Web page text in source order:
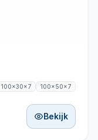
100x30x7 100x50x7
Bekijk